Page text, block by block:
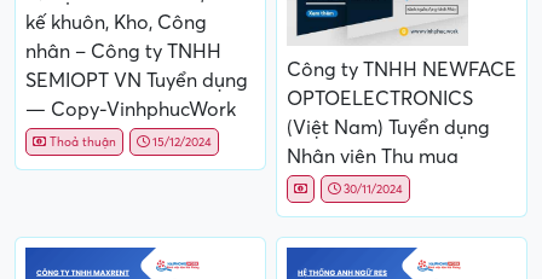
kế khuôn, Kho, Công
nhân – Công ty TNHH
SEMIOPT VN Tuyển dụng
— Copy-VinhphucWork
Thoả thuận 15/12/2024
Công ty TNHH NEWFACE
OPTOELECTRONICS
(Việt Nam) Tuyển dụng
Nhân viên Thu mua
30/11/2024